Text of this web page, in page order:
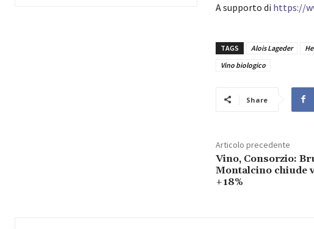
A supporto di https://
TAGS Alois Lageder
Vino biologico
Share
Articolo precedente
Vino, Consorzio:
Montalcino chiude
+18%